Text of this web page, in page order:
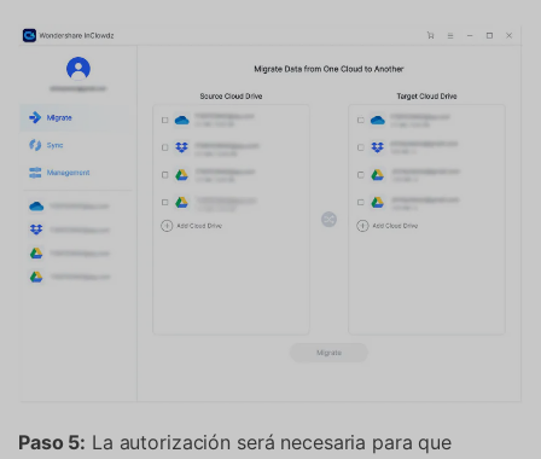
Paso 5: La autorización será necesaria para que